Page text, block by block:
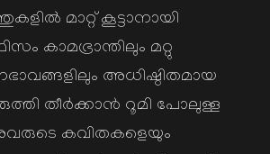
മാറ്റ് കൂട്ടാനായി
കാമഭ്രാന്തിലും മറ്റു
അധിഷ്ഠിതമായ
തീര്‍ക്കാന്‍ റൂമി പോലുള്ള
കവിതകളെയും